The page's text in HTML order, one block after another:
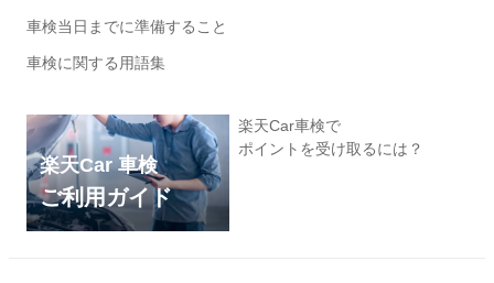
車検当日までに準備すること
車検に関する用語集
楽天Car 車検
ご利用ガイド
楽天Car車検で
ポイントを受け取るには？